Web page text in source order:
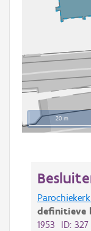
20 m
definitieve
1953 ID: 327